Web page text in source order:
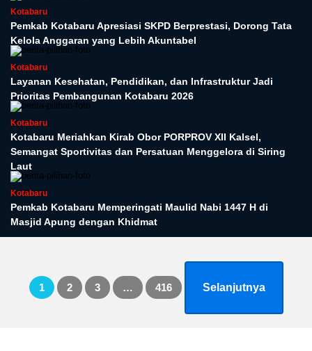
Kotabaru
Pemkab Kotabaru Apresiasi SKPD Berprestasi, Dorong Tata
Kelola Anggaran yang Lebih Akuntabel
Kotabaru
Layanan Kesehatan, Pendidikan, dan Infrastruktur Jadi
Prioritas Pembangunan Kotabaru 2026
Kotabaru
Kotabaru Meriahkan Kirab Obor PORPROV XII Kalsel,
Semangat Sportivitas dan Persatuan Menggelora di Siring
Laut
Kotabaru
Pemkab Kotabaru Memperingati Maulid Nabi 1447 H di
Masjid Apung dengan Khidmat
Paginasi
1 2 3 … 416 Selanjutnya